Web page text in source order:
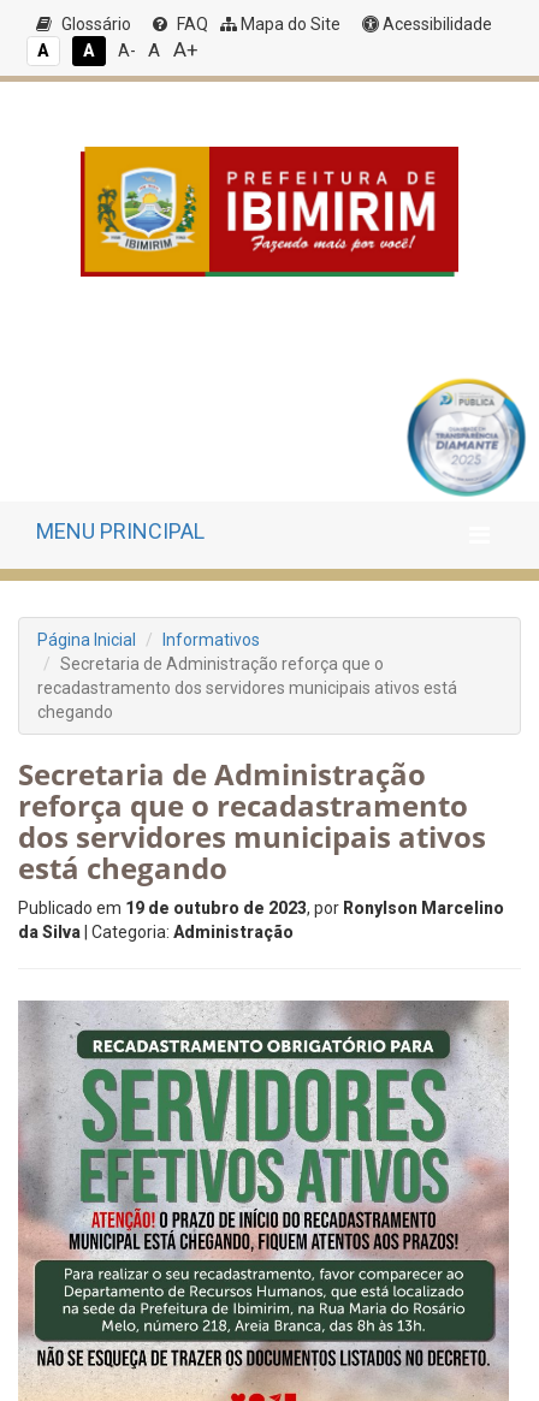
Glossário FAQ Mapa do Site
Acessibilidade
A
A A- A A+
MENU PRINCIPAL
Página Inicial
Informativos
Secretaria de Administração reforça que o
recadastramento dos servidores municipais ativos está
chegando
Secretaria de Administração
reforça que o recadastramento
dos servidores municipais ativos
está chegando
Publicado em 19 de outubro de 2023, por Ronylson Marcelino
da Silva | Categoria: Administração